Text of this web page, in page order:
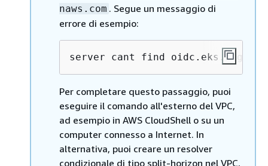
naws.com . Segue un messaggio di
errore di esempio:
server cant find
Per completare questo passaggio, puoi
eseguire il comando all'esterno del VPC,
ad esempio in AWS CloudShell o su un
computer connesso a Internet. In
alternativa, puoi creare un resolver
condizionale di tipo split-horizon nel VPC,